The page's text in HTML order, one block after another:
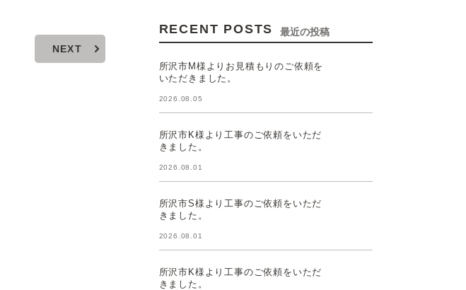
NEXT
RECENT POSTS 最近の投稿
所沢市M様よりお見積もりのご依頼を
いただきました。
2026.08.05
所沢市K様より工事のご依頼をいただ
きました。
2026.08.01
所沢市S様より工事のご依頼をいただ
きました。
2026.08.01
所沢市K様より工事のご依頼をいただ
きました。